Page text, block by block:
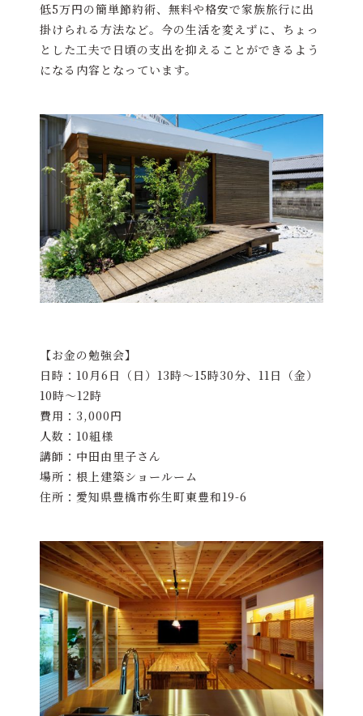
低5万円の簡単節約術、無料や格安で家族旅行に出
掛けられる方法など。今の生活を変えずに、ちょっ
とした工夫で日頃の支出を抑えることができるよう
になる内容となっています。
【お金の勉強会】
日時：10月6日（日）13時～15時30分、11日（金）
10時～12時
費用：3,000円
人数：10組様
講師：中田由里子さん
場所：根上建築ショールーム
住所：愛知県豊橋市弥生町東豊和19-6